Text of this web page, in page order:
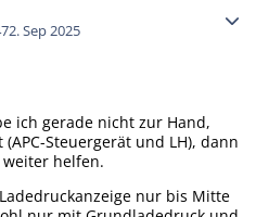
2. Sep 2025
ich gerade nicht zur Hand,
Steuergerät und LH), dann
helfen.
nur bis Mitte